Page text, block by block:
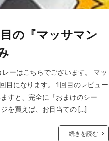
の『マッサマン
ーはこちらでございます。 マッ
目になります。 1回目のレビュー
すと、完全に「おまけのシー
を買えば、お目当ての […]
続きを読む